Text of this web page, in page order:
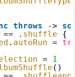
throws ->
== . shuffle
{
. autoRun =
=
1
()